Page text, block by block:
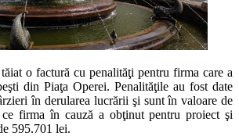
o factură cu penalităţi pentru firma care a
din Piaţa Operei. Penalităţile au fost date
în derularea lucrării şi sunt în valoare de
firma în cauză a obţinut pentru proiect şi
595.701 lei.